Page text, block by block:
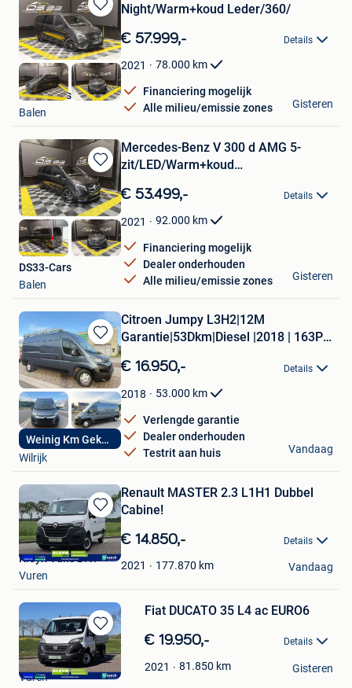
Bewaren
in
Mijn
Favorieten
Night/Warm+koud Leder/360/
€ 57.999,- Details
2021 78.000 km
Financiering mogelijk
Alle milieu/emissie zones
DS33-Cars
Balen
Gisteren
Bewaren
in
Mijn
Favorieten
Mercedes-Benz V 300 d AMG 5-
zit/LED/Warm+koud
€ 53.499,- Details
2021 92.000 km
Financiering mogelijk
Dealer onderhouden
Alle milieu/emissie zones
DS33-Cars
Balen
Gisteren
Bewaren
in
Mijn
Favorieten
Weinig Km Gekeurd
Citroen Jumpy L3H2|12M
Garantie|53Dkm|Diesel |2018 | 163Pk
€ 16.950,- Details
2018 53.000 km
Verlengde garantie
Dealer onderhouden
Testrit aan huis
Premium Car Center
Wilrijk
Vandaag
Bewaren
in
Mijn
Favorieten
Renault MASTER 2.3 L1H1 Dubbel
Cabine!
€ 14.850,- Details
2021 177.870 km
Kleyn Vans B.V.
Vuren
Vandaag
Bewaren
in
Mijn
Favorieten
Fiat DUCATO 35 L4 ac EURO6
€ 19.950,- Details
2021 81.850 km
Kleyn Vans B.V.
Vuren
Gisteren